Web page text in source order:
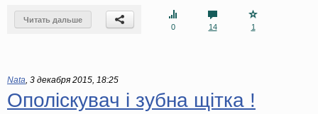
Читать дальше
0
14 1
Nata, 3 декабря 2015, 18:25
Ополіскувач і зубна щітка !